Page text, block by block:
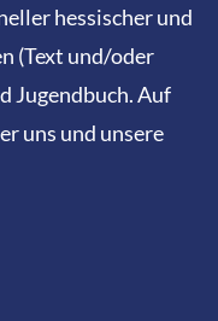
hessischer und
(Text und/oder
Jugendbuch. Auf
uns und unsere